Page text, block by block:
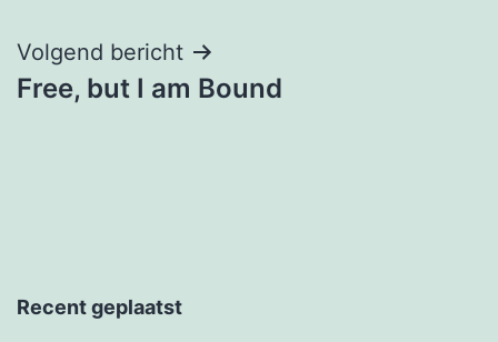
Volgend bericht
Free, but I am Bound
Recent geplaatst